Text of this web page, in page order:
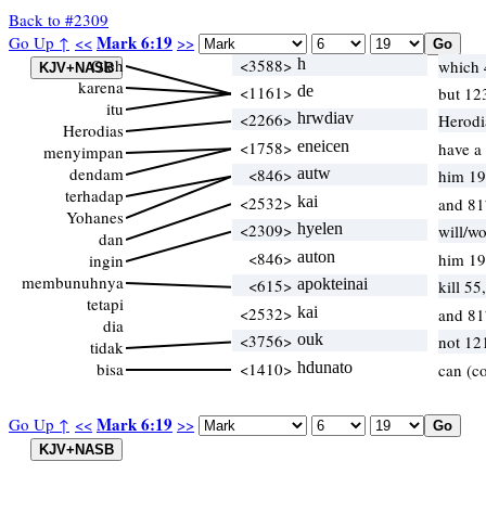
Back to #2309
Go Up ↑ << Mark 6:19 >>
Go Up ↑ << Mark 6:19 >>
Oleh
karena
itu
Herodias
menyimpan
dendam
terhadap
Yohanes
dan
ingin
membunuhnya
tetapi
dia
tidak
bisa
<3588> h
which
<1161> de
but
<2266> hrwdiav
<1758> eneicen
have
<846> autw
him
<2532> kai
and
<2309> hyelen
will/
<846> auton
him
<615> apokteinai
kill
<2532> kai
and
<3756> ouk
not
<1410> hdunato can